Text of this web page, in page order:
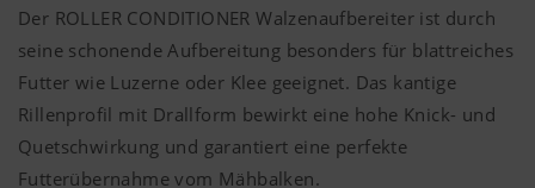
Der ROLLER CONDITIONER Walzenaufbereiter ist durch
seine schonende Aufbereitung besonders für blattreiches
Futter wie Luzerne oder Klee geeignet. Das kantige
Rillenprofil mit Drallform bewirkt eine hohe Knick- und
Quetschwirkung und garantiert eine perfekte
Futterübernahme vom Mähbalken.